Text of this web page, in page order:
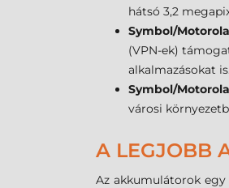
hátsó 3,2
Symbol/
(VPN-ek)
alkalmazásokat is.
Symbol/
városi
A LEGJOBB
Az akkumulátorok